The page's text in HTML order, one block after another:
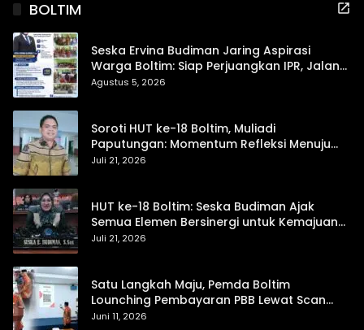
BOLTIM
Seska Ervina Budiman Jaring Aspirasi
Warga Boltim: Siap Perjuangkan IPR, Jalan
Trans, hingga Pemasaran UMKM
Agustus 5, 2026
Soroti HUT ke-18 Boltim, Muliadi
Paputungan: Momentum Refleksi Menuju
Daerah Mandiri dan Berdaya Saing
Juli 21, 2026
HUT ke-18 Boltim: Seska Budiman Ajak
Semua Elemen Bersinergi untuk Kemajuan
Daerah
Juli 21, 2026
Satu Langkah Maju, Pemda Boltim
Lounching Pembayaran PBB Lewat Scan
Qris
Juni 11, 2026